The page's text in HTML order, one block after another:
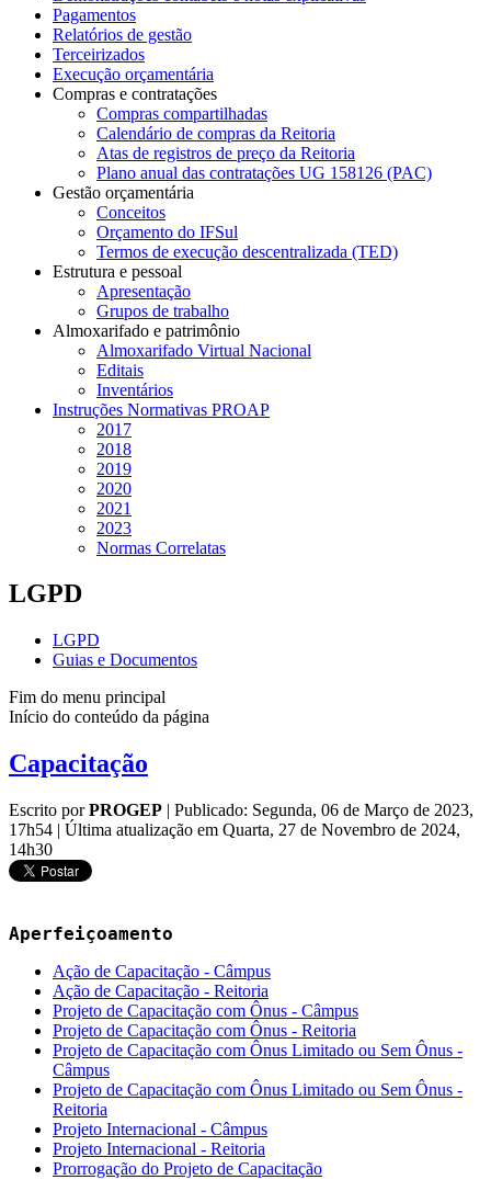
Pagamentos
Relatórios de gestão
Terceirizados
Execução orçamentária
Compras e contratações
Compras compartilhadas
Calendário de compras da Reitoria
Atas de registros de preço da Reitoria
Plano anual das contratações UG 158126 (PAC)
Gestão orçamentária
Conceitos
Orçamento do IFSul
Termos de execução descentralizada (TED)
Estrutura e pessoal
Apresentação
Grupos de trabalho
Almoxarifado e patrimônio
Almoxarifado Virtual Nacional
Editais
Inventários
Instruções Normativas PROAP
2017
2018
2019
2020
2021
2023
Normas Correlatas
LGPD
LGPD
Guias e Documentos
Fim do menu principal
Início do conteúdo da página
Capacitação
Escrito porPROGEP | Publicado: Segunda, 06 de Março de 2023,
17h54 | Última atualização em Quarta, 27 de Novembro de 2024,
14h30
Aperfeiçoamento
Ação de Capacitação - Câmpus
Ação de Capacitação - Reitoria
Projeto de Capacitação com Ônus - Câmpus
Projeto de Capacitação com Ônus - Reitoria
Projeto de Capacitação com Ônus Limitado ou Sem Ônus -
Câmpus
Projeto de Capacitação com Ônus Limitado ou Sem Ônus -
Reitoria
Projeto Internacional - Câmpus
Projeto Internacional - Reitoria
Prorrogação do Projeto de Capacitação